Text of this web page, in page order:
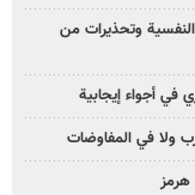
وتحذيرات من
أجواء إيجابية
ولا في المفاوضات